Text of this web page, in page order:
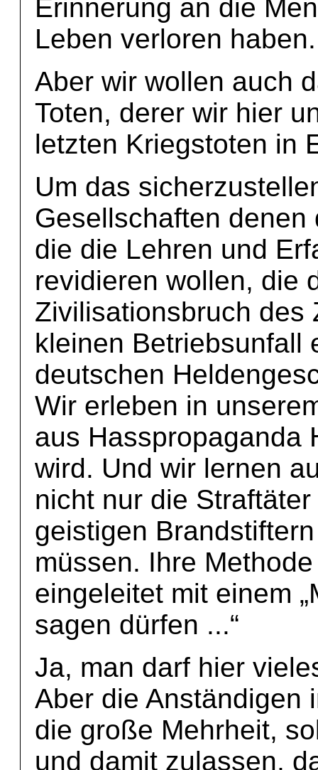
Erinnerung an die
Leben verloren haben.
Aber wir wollen auch
Toten, derer wir hier
letzten Kriegstoten in
Um das
Gesellschaften
die die Lehren und
revidieren wollen, die
Zivilisationsbruch des
kleinen Betriebsunfall
deutschen
Wir erleben in
aus Hasspropaganda
wird. Und wir lernen
nicht nur die
geistigen
müssen. Ihre
eingeleitet mit einem
sagen dürfen ...“
Ja, man darf hier
Aber die Anständigen
die große Mehrheit,
und damit zulassen,